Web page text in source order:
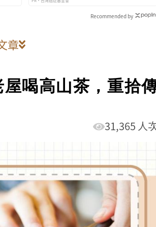
Recommended by
章
喝高山茶，重拾
31,365 人